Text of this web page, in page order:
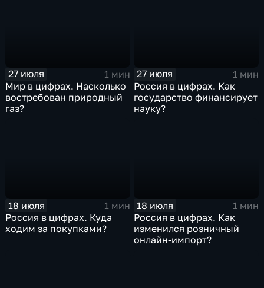
27 июля
1 мин
Мир в цифрах. Насколько
востребован природный
газ?
27 июля
1 мин
Россия в цифрах. Как
государство финансирует
науку?
18 июля
1 мин
Россия в цифрах. Куда
ходим за покупками?
18 июля
1 мин
Россия в цифрах. Как
изменился розничный
онлайн-импорт?